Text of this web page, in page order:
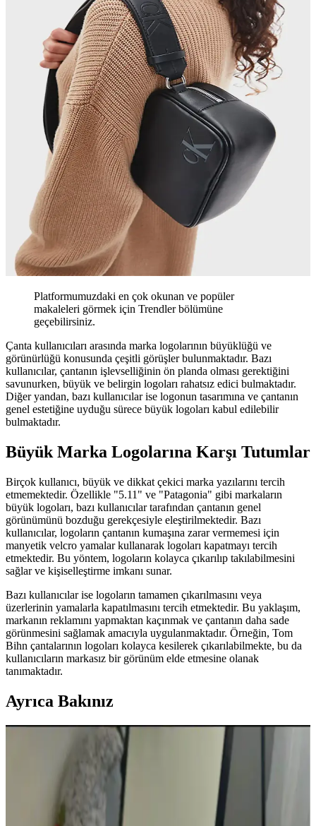
Platformumuzdaki en çok okunan ve popüler
makaleleri görmek için Trendler bölümüne
geçebilirsiniz.
Çanta kullanıcıları arasında marka logolarının büyüklüğü ve
görünürlüğü konusunda çeşitli görüşler bulunmaktadır. Bazı
kullanıcılar, çantanın işlevselliğinin ön planda olması gerektiğini
savunurken, büyük ve belirgin logoları rahatsız edici bulmaktadır.
Diğer yandan, bazı kullanıcılar ise logonun tasarımına ve çantanın
genel estetiğine uyduğu sürece büyük logoları kabul edilebilir
bulmaktadır.
Büyük Marka Logolarına Karşı Tutumlar
Birçok kullanıcı, büyük ve dikkat çekici marka yazılarını tercih
etmemektedir. Özellikle "5.11" ve "Patagonia" gibi markaların
büyük logoları, bazı kullanıcılar tarafından çantanın genel
görünümünü bozduğu gerekçesiyle eleştirilmektedir. Bazı
kullanıcılar, logoların çantanın kumaşına zarar vermemesi için
manyetik velcro yamalar kullanarak logoları kapatmayı tercih
etmektedir. Bu yöntem, logoların kolayca çıkarılıp takılabilmesini
sağlar ve kişiselleştirme imkanı sunar.
Bazı kullanıcılar ise logoların tamamen çıkarılmasını veya
üzerlerinin yamalarla kapatılmasını tercih etmektedir. Bu yaklaşım,
markanın reklamını yapmaktan kaçınmak ve çantanın daha sade
görünmesini sağlamak amacıyla uygulanmaktadır. Örneğin, Tom
Bihn çantalarının logoları kolayca kesilerek çıkarılabilmekte, bu da
kullanıcıların markasız bir görünüm elde etmesine olanak
tanımaktadır.
Ayrıca Bakınız
Çanta Koleksiyonları: Çeşitlilik, Kullanım Tercihleri
ve İkinci El Alışverişte Orijinallik
Çanta koleksiyonları farklı boyut, doku ve renklerle zenginleşir.
Kullanım sıklığına göre tercih edilen çantalar, koleksiyon yönetimi
ve ikinci el alışverişte orijinallik kontrolü önem taşır.